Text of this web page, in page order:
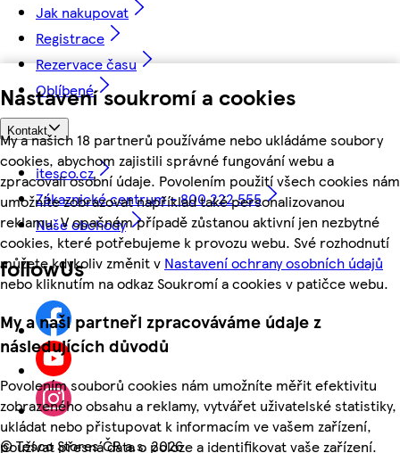
Nastavení soukromí a cookies
My a našich 18 partnerů používáme nebo ukládáme soubory
cookies, abychom zajistili správné fungování webu a
zpracovali osobní údaje. Povolením použití všech cookies nám
umožníte zobrazovat například také personalizovanou
reklamu. V opačném případě zůstanou aktivní jen nezbytné
cookies, které potřebujeme k provozu webu. Své rozhodnutí
můžete kdykoliv změnit v Nastavení ochrany osobních údajů
nebo kliknutím na odkaz Soukromí a cookies v patičce webu.
My a naši partneři zpracováváme údaje z
následujících důvodů
Povolením souborů cookies nám umožníte měřit efektivitu
zobrazeného obsahu a reklamy, vytvářet uživatelské statistiky,
ukládat nebo přistupovat k informacím ve vašem zařízení,
používat přesná data o poloze a identifikovat vaše zařízení.
Jak nakupovat
Registrace
Rezervace času
Oblíbené
Kontakt
itesco.cz
Zákaznické centrum - 800 222 555
Naše obchody
followUs
©Tesco Stores ČR a.s. 2026